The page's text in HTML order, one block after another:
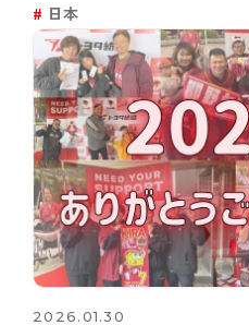
日本
2026.01.30